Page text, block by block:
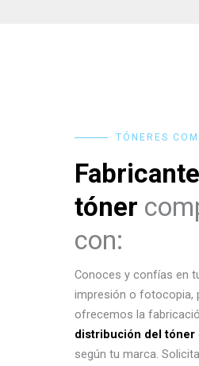
TÓNERES
tóner
con:
Conoces y confías en
impresión o fotocopia,
ofrecemos la
distribución del tóner
según tu marca.